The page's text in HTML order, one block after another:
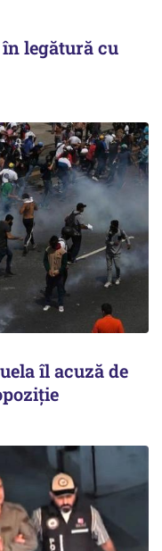
legătură cu
îl acuză de